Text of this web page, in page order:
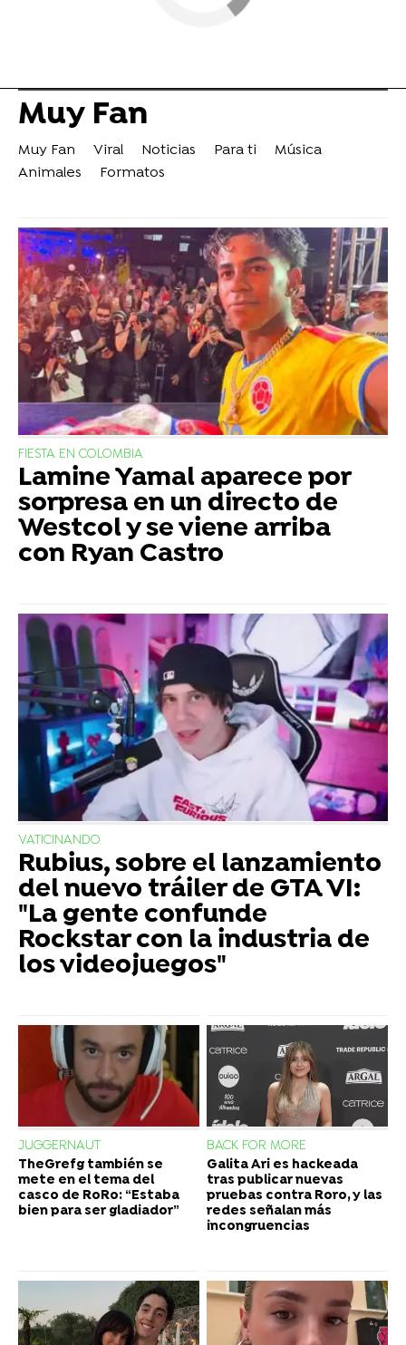
Muy Fan
Muy Fan Viral Noticias Para ti
Música
Animales
Formatos
FIESTA EN COLOMBIA
Lamine Yamal aparece por
sorpresa en un directo de
Westcol y se viene arriba
con Ryan Castro
VATICINANDO
Rubius, sobre el lanzamiento
del nuevo tráiler de GTA VI:
"La gente confunde
Rockstar con la industria de
los videojuegos"
JUGGERNAUT
TheGrefg también se
mete en el tema del
casco de RoRo: “Estaba
bien para ser gladiador”
BACK FOR MORE
Galita Ari es hackeada
tras publicar nuevas
pruebas contra Roro, y las
redes señalan más
incongruencias